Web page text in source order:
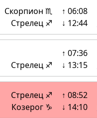
Скорпион ♏
Стрелец ♐
↑ 06:08
↓ 12:44
Стрелец ♐
↑ 07:36
↓ 13:15
Стрелец ♐
Козерог ♑
↑ 08:52
↓ 14:10